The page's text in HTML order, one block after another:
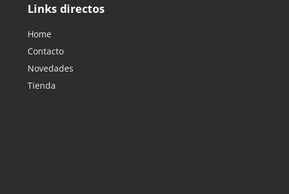
Links directos
Home
Contacto
Novedades
Tienda